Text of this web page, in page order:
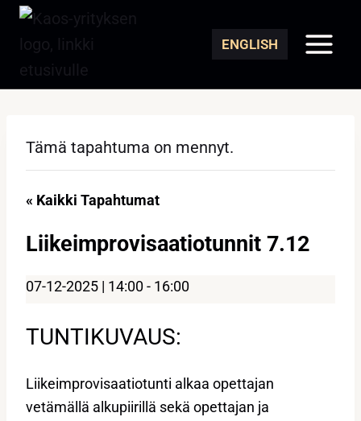
Siirry
sisältöön
ENGLISH
Tämä tapahtuma on mennyt.
« Kaikki Tapahtumat
Liikeimprovisaatiotunnit 7.12
07-12-2025 | 14:00- 16:00
TUNTIKUVAUS:
Liikeimprovisaatiotunti alkaa opettajan
vetämällä alkupiirillä sekä opettajan ja